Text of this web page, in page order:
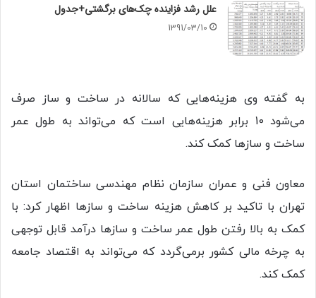
علل رشد فزاینده چک‌های برگشتی+جدول
1391/03/10
به گفته وی هزینه‌هایی که سالانه در ساخت و ساز صرف
می‌شود 10 برابر هزینه‌هایی است که می‌تواند به طول عمر
ساخت و سازها کمک کند.
معاون فنی و عمران سازمان نظام مهندسی ساختمان استان
تهران با تاکید بر کاهش هزینه ساخت و سازها اظهار کرد: با
کمک به بالا رفتن طول عمر ساخت و سازها درآمد قابل توجهی
به چرخه مالی کشور برمی‌گردد که می‌تواند به اقتصاد جامعه
کمک کند.